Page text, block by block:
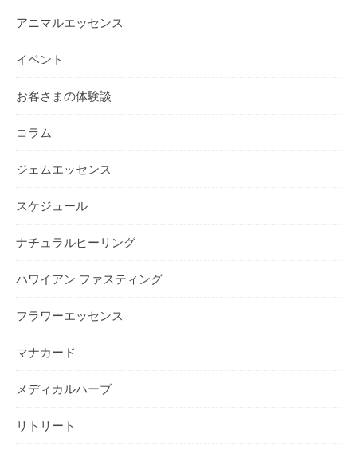
アニマルエッセンス
イベント
お客さまの体験談
コラム
ジェムエッセンス
スケジュール
ナチュラルヒーリング
ハワイアン ファスティング
フラワーエッセンス
マナカード
メディカルハーブ
リトリート